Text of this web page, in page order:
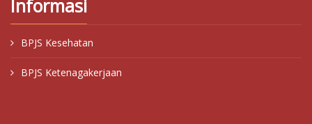
Informasi
BPJS Kesehatan
BPJS Ketenagakerjaan